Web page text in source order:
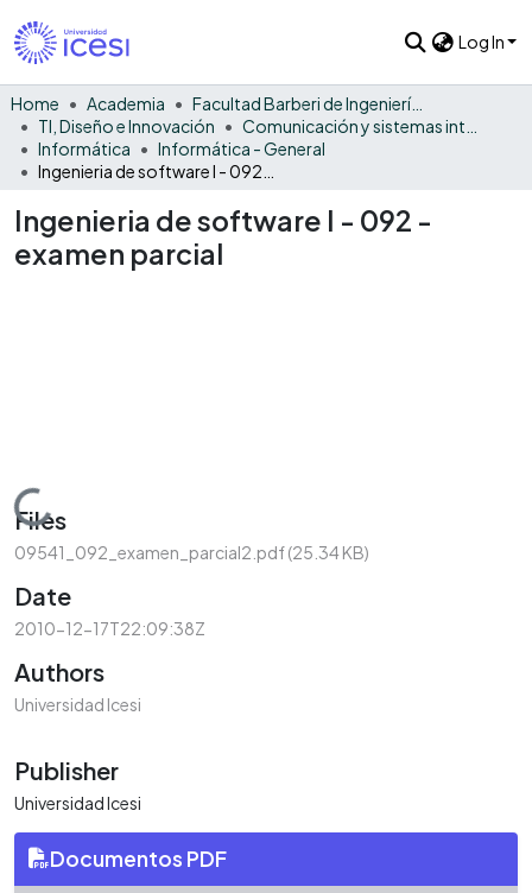
Log In
Home Academia
Facultad Barberi de Ingeniería, Diseño y Ciencias Aplicadas
TI, Diseño e Innovación
Informática
Informática - General
Ingenieria de software I - 092 -
examen parcial
Loading...
Files
09541_092_examen_parcial2.pdf(25.34 KB)
Date
2010-12-17T22:09:38Z
Authors
Universidad Icesi
Publisher
Universidad Icesi
Documentos PDF